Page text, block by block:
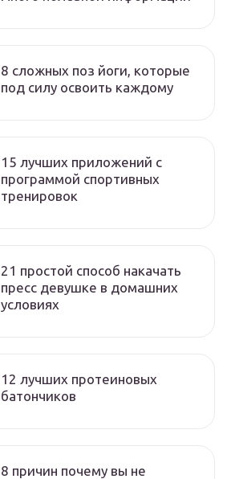
8 сложных поз йоги, которые
под силу освоить каждому
15 лучших приложений с
программой спортивных
тренировок
21 простой способ накачать
пресс девушке в домашних
условиях
12 лучших протеиновых
батончиков
8 причин почему вы не